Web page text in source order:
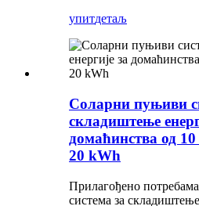
упитдетаљ
Соларни пуњиви
складиштење
домаћинства од
20 kWh
Прилагођено
система за